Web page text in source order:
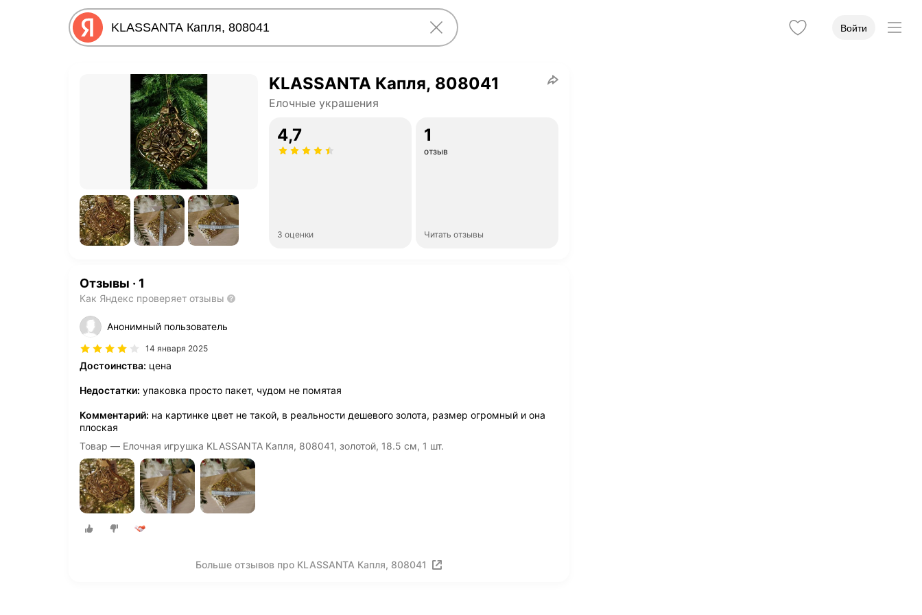
Войти
KLASSANTA Капля, 808041
Елочные украшения
4,7
3 оценки
1
отзыв
Читать отзывы
Отзывы · 1
Как Яндекс проверяет отзывы
Анонимный пользователь
14 января 2025
Достоинства: цена
Недостатки: упаковка просто пакет, чудом не помятая
Комментарий: на картинке цвет не такой, в реальности дешевого золота, размер огромный и она
плоская
Товар — Елочная игрушка KLASSANTA Капля, 808041, золотой, 18.5 см, 1 шт.
Больше отзывов про KLASSANTA Капля, 808041